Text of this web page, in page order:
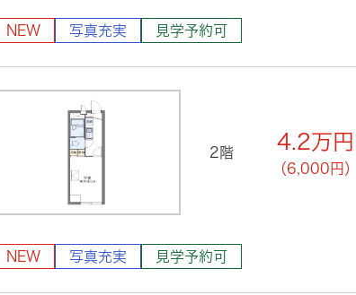
NEW 写真充実 見学予約可
2階 4.2万円
（6,000円）
NEW 写真充実 見学予約可